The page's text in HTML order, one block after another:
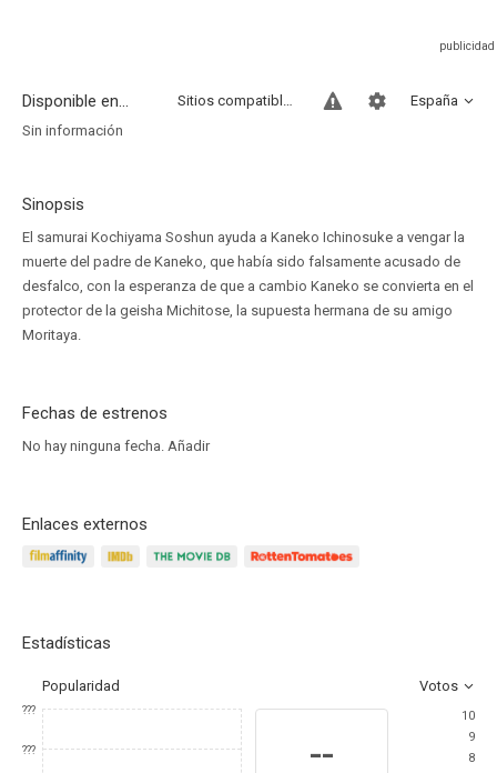
Disponible en... España
Sitios compatibles
Sin información
Sinopsis
El samurai Kochiyama Soshun ayuda a Kaneko Ichinosuke a vengar la
muerte del padre de Kaneko, que había sido falsamente acusado de
desfalco, con la esperanza de que a cambio Kaneko se convierta en el
protector de la geisha Michitose, la supuesta hermana de su amigo
Moritaya.
Fechas de estrenos
No hay ninguna fecha. Añadir
Enlaces externos
Estadísticas
Popularidad Votos
???
??? --
10
9
8